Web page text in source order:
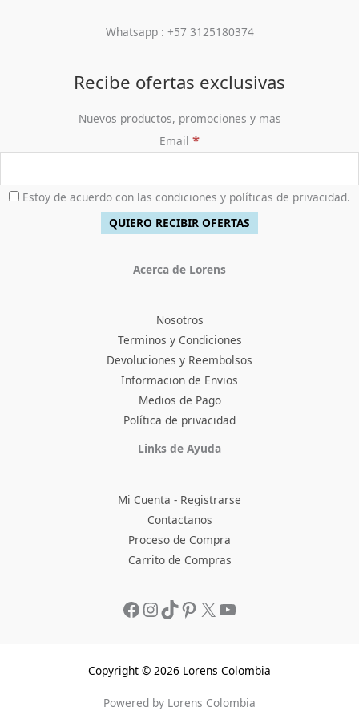
Whatsapp : +57 3125180374
Recibe ofertas exclusivas
Nuevos productos, promociones y mas
Email *
Estoy de acuerdo con las condiciones y políticas de privacidad.
Acerca de Lorens
Nosotros
Terminos y Condiciones
Devoluciones y Reembolsos
Informacion de Envios
Medios de Pago
Política de privacidad
Links de Ayuda
Mi Cuenta - Registrarse
Contactanos
Proceso de Compra
Carrito de Compras
Facebook
Instagram
TikTokPinterest
Copyright © 2026 Lorens Colombia
Powered by Lorens Colombia